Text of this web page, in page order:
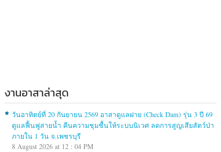
งานอาสาล่าสุด
วันอาทิตย์ที่ 20 กันยายน 2569 อาสาดูแลฝาย (Check Dam) รุ่น 3 ปี 69
ดูแลฟื้นฟูสายน้ำ คืนความชุมชื้นให้ระบบนิเวศ ลดการสูญเสียสัตว์ป่า
ภายใน 1 วัน จ.เพชรบุรี
8 August 2026 at 12 : 04 PM